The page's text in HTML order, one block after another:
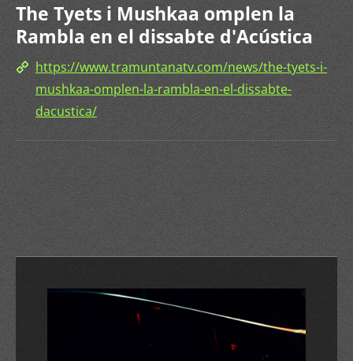
The Tyets i Mushkaa omplen la
Rambla en el dissabte d'Acústica
https://www.tramuntanatv.com/news/the-tyets-i-
mushkaa-omplen-la-rambla-en-el-dissabte-
dacustica/